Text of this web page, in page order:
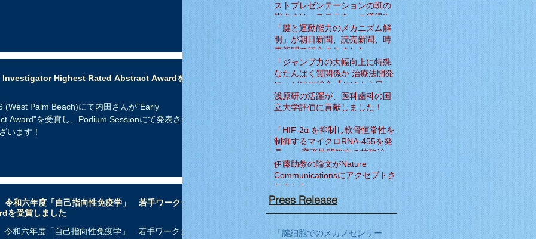
Investigator Highest Rated Abstract Awardを受
(West Palm Beach)にて内田さんが"Early
Award"を受賞し、Podium Sessionにて発表され
います！
令和六年度「自己指向性免疫学」 若手ワークシ
を受賞しました
令和六年度「自己指向性免疫学」 若手ワークショ
ストプレゼンテーションの班の
皆さまは、ステラを一つ獲得!!
「腱と運動能力のメカニズム解
明」が朝日新聞、読売新聞、時
事新聞で紹介されました
「ジャンプ力の大幅向上に特殊
なたんぱく質関係か 治療法開発
に」がNHK総合【おはよう日
本】で紹介されました
浅原研の活躍が、医科歯科の国
立大学評価に貢献しました！
「HIF-2α を抑制し軟骨恒常性を
制御するマイクロRNA-455を発
見」― 変形性関節症の核酸治療
法開発へ期待 ―をNat Commun
に発表
伊藤助教の論文がNature
Communicationsにアクセプトさ
れました
Press Release
「腱細胞でのメカノセンサー